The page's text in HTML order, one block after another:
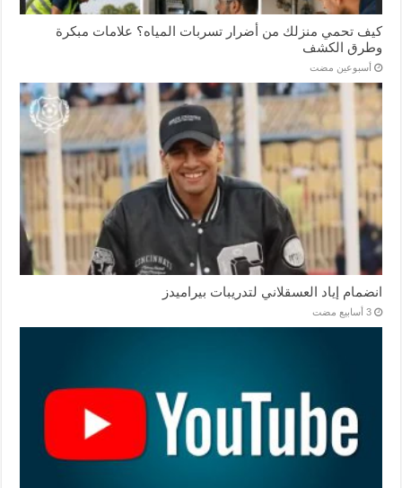
كيف تحمي منزلك من أضرار تسربات المياه؟ علامات مبكرة
وطرق الكشف
‏أسبوعين مضت
انضمام إياد العسقلاني لتدريبات بيراميدز
‏3 أسابيع مضت